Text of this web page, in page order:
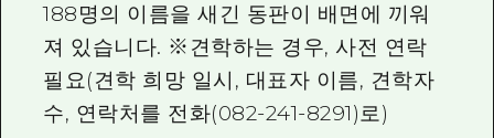
188명의 이름을 새긴 동판이 배면에 끼워
져 있습니다. ※견학하는 경우, 사전 연락
필요(견학 희망 일시, 대표자 이름, 견학자
수, 연락처를 전화(082-241-8291)로)